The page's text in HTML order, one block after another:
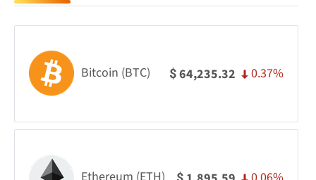
Bitcoin (BTC) $64,235.32 0.37%